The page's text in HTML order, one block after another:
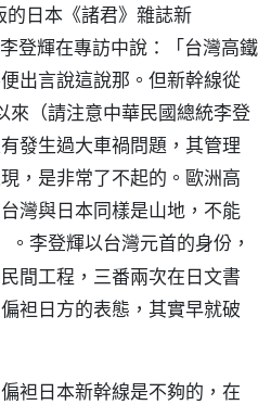
日本《諸君》雜誌新
登輝在專訪中說：「台灣高鐵
出言說這說那。但新幹線從
來（請注意中華民國總統李登
發生過大車禍問題，其管理
，是非常了不起的。歐洲高
灣與日本同樣是山地，不能
。李登輝以台灣元首的身份，
間工程，三番兩次在日文書
袒日方的表態，其實早就破
袒日本新幹線是不夠的，在